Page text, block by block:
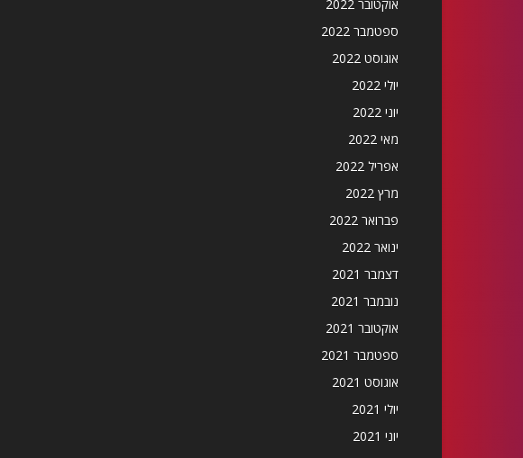
אוקטובר 2022
ספטמבר 2022
אוגוסט 2022
יולי 2022
יוני 2022
מאי 2022
אפריל 2022
מרץ 2022
פברואר 2022
ינואר 2022
דצמבר 2021
נובמבר 2021
אוקטובר 2021
ספטמבר 2021
אוגוסט 2021
יולי 2021
יוני 2021